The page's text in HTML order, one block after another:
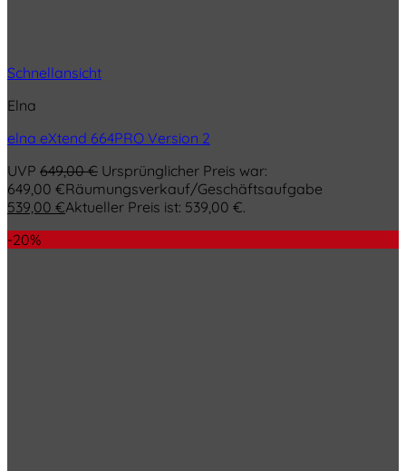
Schnellansicht
Elna
elna eXtend 664PRO Version 2
UVP 649,00€ Ursprünglicher Preis war:
649,00 €Räumungsverkauf/Geschäftsaufgabe
539,00 €Aktueller Preis ist: 539,00 €.
-20%